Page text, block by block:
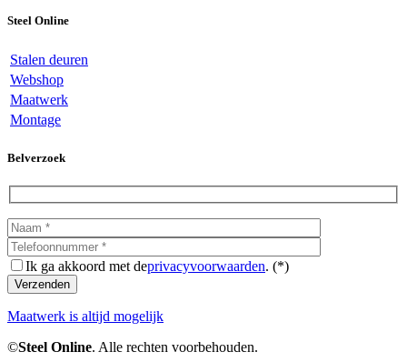
Steel Online
Stalen deuren
Webshop
Maatwerk
Montage
Belverzoek
Ik ga akkoord met deprivacyvoorwaarden. (*)
Maatwerk is altijd mogelijk
©Steel Online. Alle rechten voorbehouden.